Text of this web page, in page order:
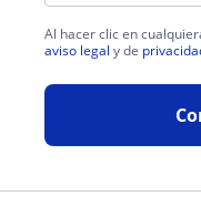
Al hacer clic en
aviso legal y de